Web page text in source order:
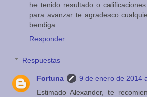
he tenido resultado o
para avanzar te agradesco
bendiga
Responder
Respuestas
Fortuna
9 de enero de 2014
Estimado Alexander, te